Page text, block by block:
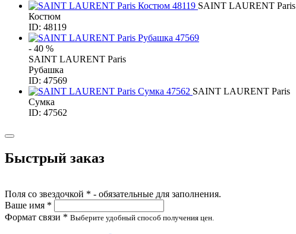
SAINT LAURENT Paris
Костюм
ID: 48119
- 40 %
SAINT LAURENT Paris
Рубашка
ID: 47569
SAINT LAURENT Paris
Сумка
ID: 47562
Быстрый заказ
Поля со звездочкой * - обязательные для заполнения.
Ваше имя *
Формат связи * Выберите удобный способ получения цен.